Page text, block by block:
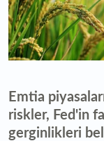
Emtia
riskler, Fed'in
gerginlikleri